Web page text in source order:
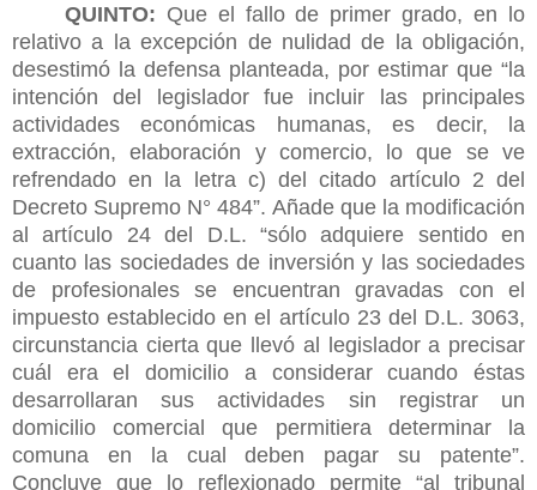
QUINTO: Que el fallo de primer grado, en lo
relativo a la excepción de nulidad de la obligación,
desestimó la defensa planteada, por estimar que “la
intención del legislador fue incluir las principales
actividades económicas humanas, es decir, la
extracción, elaboración y comercio, lo que se ve
refrendado en la letra c) del citado artículo 2 del
Decreto Supremo N° 484”. Añade que la modificación
al artículo 24 del D.L. “sólo adquiere sentido en
cuanto las sociedades de inversión y las sociedades
de profesionales se encuentran gravadas con el
impuesto establecido en el artículo 23 del D.L. 3063,
circunstancia cierta que llevó al legislador a precisar
cuál era el domicilio a considerar cuando éstas
desarrollaran sus actividades sin registrar un
domicilio comercial que permitiera determinar la
comuna en la cual deben pagar su patente”.
Concluye que lo reflexionado permite “al tribunal